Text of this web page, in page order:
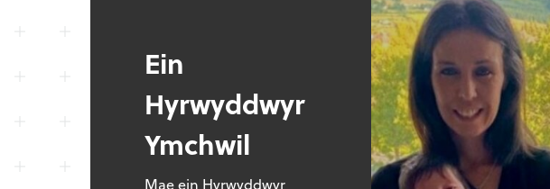
Ein
Hyrwyddwyr
Ymchwil
Mae ein Hyrwyddwyr